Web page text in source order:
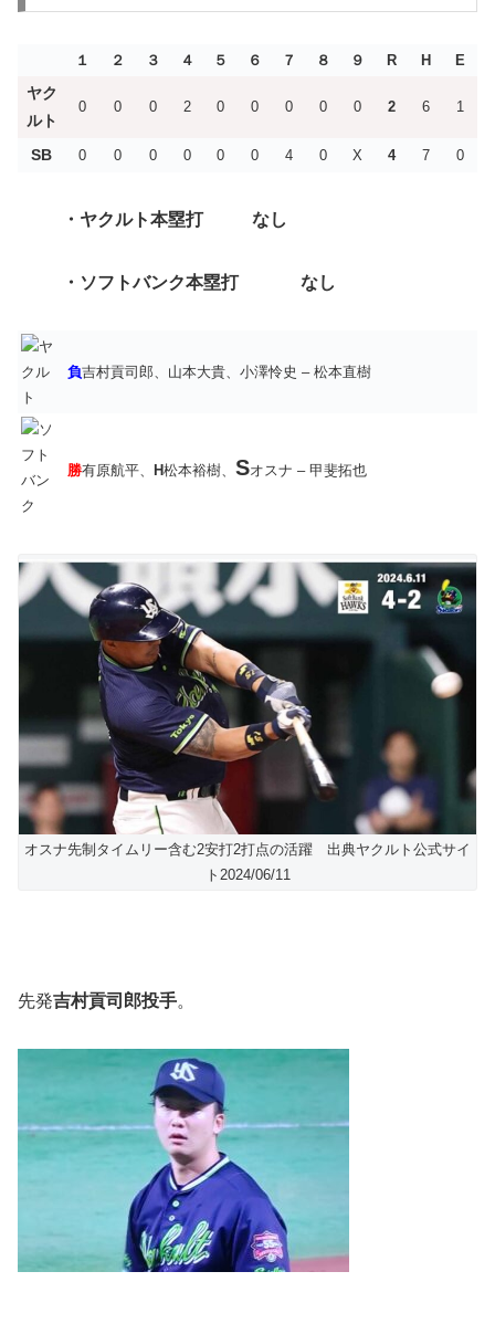
１ ２ ３ ４ ５ ６ ７ ８ ９ R H E
ヤク
ルト
0 0 0 2 0 0 0 0 0 2 6 1
SB 0 0 0 0 0 0 4 0 X 4 7 0
・ヤクルト本塁打 なし
・ソフトバンク本塁打 なし
負吉村貢司郎、山本大貴、小澤怜史 – 松本直樹
勝有原航平、 H松本裕樹、 Sオスナ – 甲斐拓也
オスナ先制タイムリー含む2安打2打点の活躍 出典ヤクルト公式サイ
ト2024/06/11
先発吉村貢司郎投手。